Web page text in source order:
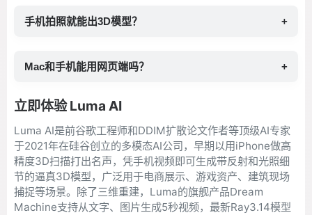
手机拍照就能出3D模型？ +
Mac和手机能用网页端吗？ +
立即体验 Luma AI
Luma AI是前谷歌工程师和DDIM扩散论文作者等顶级AI专家
于2021年在硅谷创立的多模态AI公司，早期以用iPhone做高
精度3D扫描打出名声，凭手机视频即可生成带反射和光照细
节的逼真3D模型，广泛用于电商展示、游戏资产、建筑现场
捕捉等场景。除了三维重建，Luma的旗舰产品Dream
Machine支持从文字、图片生成5秒视频，最新Ray3.14模型